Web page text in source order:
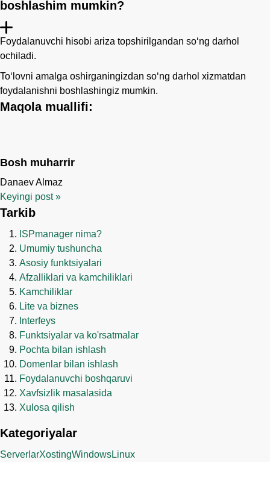
boshlashim mumkin?
Foydalanuvchi hisobi ariza topshirilgandan so‘ng darhol
ochiladi.
Toʻlovni amalga oshirganingizdan soʻng darhol xizmatdan
foydalanishni boshlashingiz mumkin.
Maqola muallifi:
Bosh muharrir
Danaev Almaz
Keyingi post»
Tarkib
ISPmanager nima?
Umumiy tushuncha
Asosiy funktsiyalari
Afzalliklari va kamchiliklari
Kamchiliklar
Lite va biznes
Interfeys
Funktsiyalar va ko'rsatmalar
Pochta bilan ishlash
Domenlar bilan ishlash
Foydalanuvchi boshqaruvi
Xavfsizlik masalasida
Xulosa qilish
Kategoriyalar
ServerlarXostingWindowsLinux